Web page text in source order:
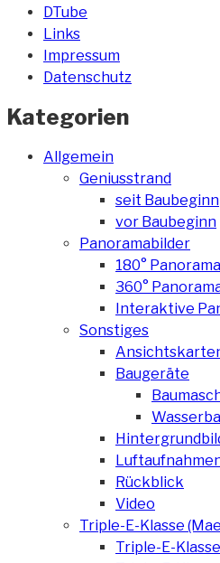
DTube
Links
Impressum
Datenschutz
Kategorien
Allgemein
Geniusstrand
seit Baubeginn
vor Baubeginn
Panoramabilder
180° Panorama
360°
Interaktive
Sonstiges
Baugeräte
Rückblick
Video
Triple-E-Klasse
Triple-E-